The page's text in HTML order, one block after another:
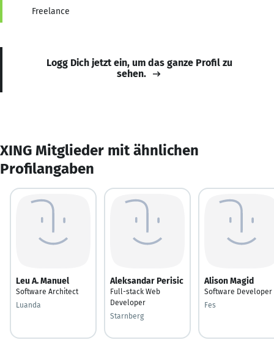
Freelance
Logg Dich jetzt ein, um das ganze Profil zu
sehen.
XING Mitglieder mit ähnlichen
Profilangaben
Leu A. Manuel
Software Architect
Luanda
Aleksandar Perisic
Full-stack Web
Developer
Starnberg
Alison Magid
Software Developer
Fes